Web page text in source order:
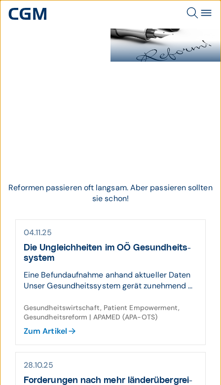
Schriftzug "Reform" schwarz auf
weiss - geschrieben mit
Füllhalter.
Reformen passieren oft langsam. Aber passieren sollten
sie schon!
04.11.25
Die Un­gleich­heiten im OÖ Gesund­heits­
system
Eine Befundaufnahme anhand aktueller Daten
Unser Gesundheitssystem gerät zunehmend ...
Gesundheitswirtschaft, Patient Empowerment,
Gesundheitsreform | APAMED (APA-OTS)
Zum Artikel
28.10.25
Forderungen nach mehr länder­über­grei­